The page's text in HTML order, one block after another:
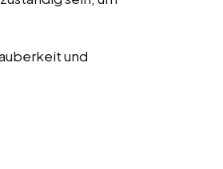
und